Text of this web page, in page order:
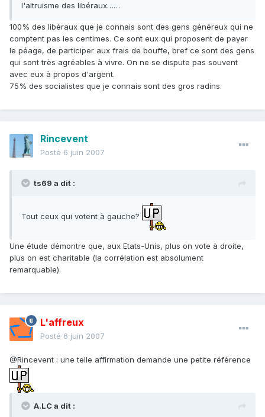
l'altruisme des libéraux……
100% des libéraux que je connais sont des gens généreux qui ne
comptent pas les centimes. Ce sont eux qui proposent de payer
le péage, de participer aux frais de bouffe, bref ce sont des gens
qui sont très agréables à vivre. On ne se dispute pas souvent
avec eux à propos d'argent.
75% des socialistes que je connais sont des gros radins.
Rincevent
Posté 6 juin 2007
ts69 a dit :
Tout ceux qui votent à gauche?
Une étude démontre que, aux Etats-Unis, plus on vote à droite,
plus on est charitable (la corrélation est absolument
remarquable).
L'affreux
Posté 6 juin 2007
@Rincevent : une telle affirmation demande une petite référence
A.LC a dit :